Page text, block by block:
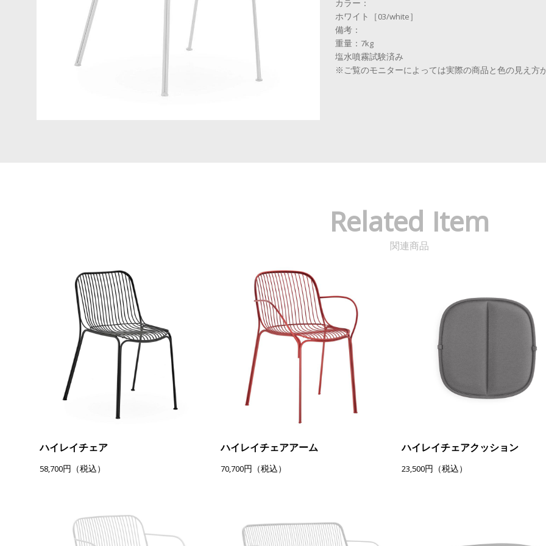
カラー：
ホワイト［03/white］
備考：
重量：7kg
塩水噴霧試験済み
※ご覧のモニターによっては実際の商品と色の見え方
Related Item
関連商品
ハイレイチェア
58,700円（税込）
ハイレイチェアアーム
70,700円（税込）
ハイレイチェアクッション
23,500円（税込）